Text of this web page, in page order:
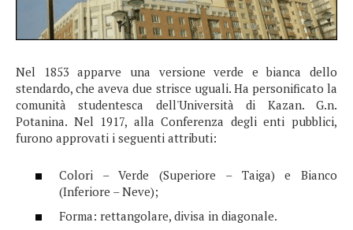
Nel 1853 apparve una versione verde e bianca dello
stendardo, che aveva due strisce uguali. Ha personificato la
comunità studentesca dell'Università di Kazan. G.n.
Potanina. Nel 1917, alla Conferenza degli enti pubblici,
furono approvati i seguenti attributi:
Colori – Verde (Superiore – Taiga) e Bianco
(Inferiore – Neve);
Forma: rettangolare, divisa in diagonale.